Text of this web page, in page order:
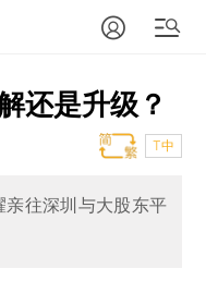
还是升级？
T中
往深圳与大股东平